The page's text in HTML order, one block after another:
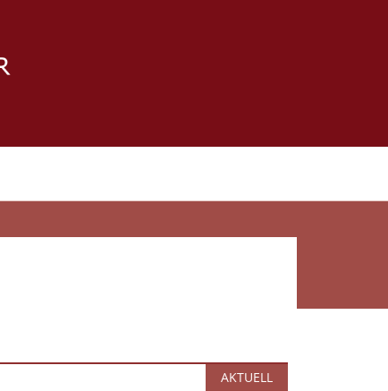
AKTUELL